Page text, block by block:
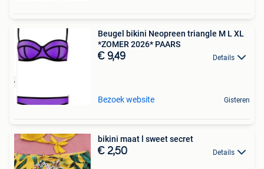
Beugel bikini Neopreen triangle M L XL
*ZOMER 2026* PAARS
€ 9,49 Details
Bezoek website Gisteren
bikini maat l sweet secret
€ 2,50 Details